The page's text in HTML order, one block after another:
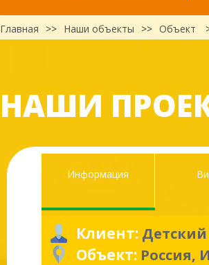
Главная >> Наши объекты >> Объект
НАШИ
Информация
Клиент:
Объект: Россия,